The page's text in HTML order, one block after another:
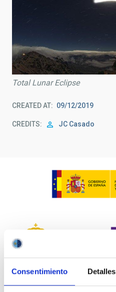
Consentimiento Detalles
Total Lunar Eclipse
CREATED AT 09/12/2019
CREDITS JC Casado